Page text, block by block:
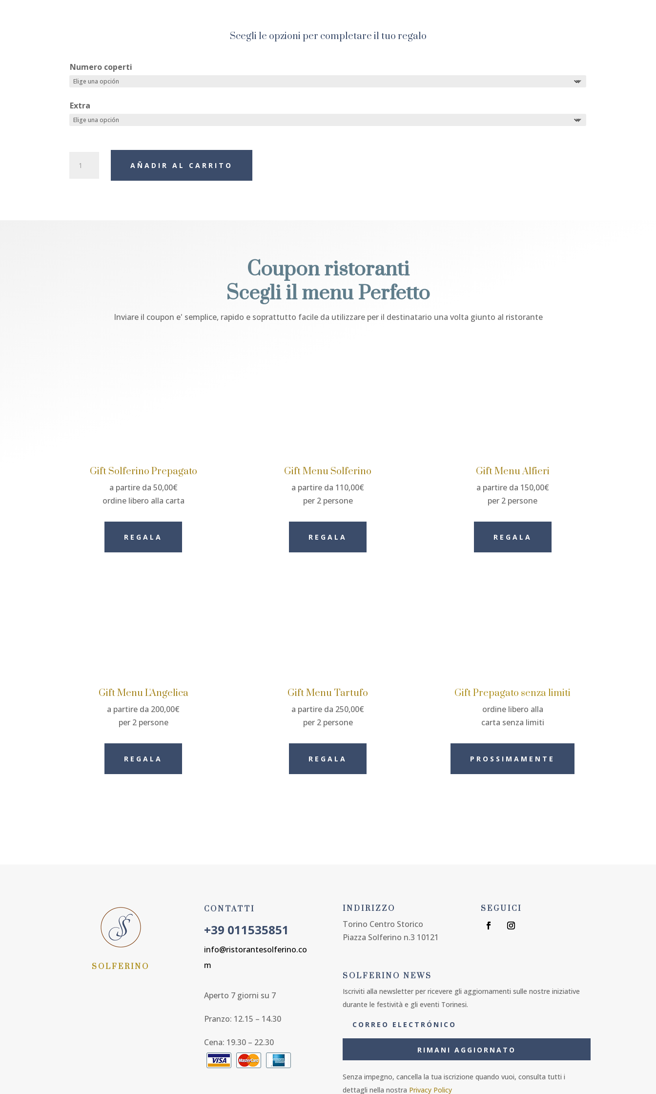
Scegli le opzioni per completare il tuo regalo
Numero coperti
Extra
Menu
AÑADIR AL CARRITO
Coupon ristoranti
Scegli il menu Perfetto
Inviare il coupon e' semplice, rapido e soprattutto facile da utilizzare per il destinatario una volta giunto al ristorante
Gift Solferino Prepagato
a partire da 50,00€
ordine libero alla carta
REGALA
Gift Menu Solferino
a partire da 110,00€
per 2 persone
REGALA
Gift Menu Alfieri
a partire da 150,00€
per 2 persone
REGALA
Gift Menu L'Angelica
a partire da 200,00€
per 2 persone
REGALA
Gift Menu Tartufo
a partire da 250,00€
per 2 persone
REGALA
Gift Prepagato senza limiti
ordine libero alla
carta senza limiti
PROSSIMAMENTE
SOLFERINO
CONTATTI
+39 011535851
info@ristorantesolferino.co
m
Aperto 7 giorni su 7
Pranzo: 12.15 – 14.30
Cena: 19.30 – 22.30
INDIRIZZO
Torino Centro Storico
Piazza Solferino n.3 10121
SEGUICI
SOLFERINO NEWS
Iscriviti alla newsletter per ricevere gli aggiornamenti sulle nostre iniziative
durante le festività e gli eventi Torinesi.
RIMANI AGGIORNATO
Senza impegno, cancella la tua iscrizione quando vuoi, consulta tutti i
dettagli nella nostra Privacy Policy